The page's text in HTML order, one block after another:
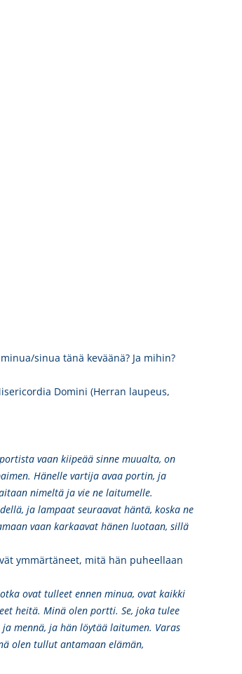
sinua tänä keväänä? Ja mihin?
Domini (Herran laupeus,
vaan kiipeää sinne muualta, on
Hänelle vartija avaa portin, ja
nimeltä ja vie ne laitumelle.
ja lampaat seuraavat häntä, koska ne
vaan karkaavat hänen luotaan, sillä
ymmärtäneet, mitä hän puheellaan
ovat tulleet ennen minua, ovat kaikki
heitä. Minä olen portti. Se, joka tulee
mennä, ja hän löytää laitumen. Varas
olen tullut antamaan elämän,